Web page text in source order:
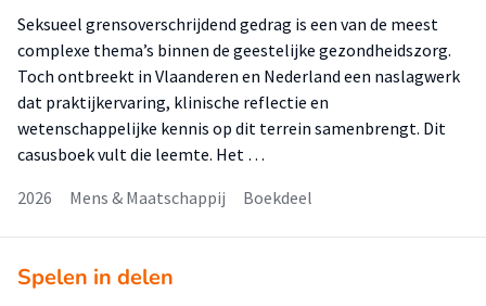
Seksueel grensoverschrijdend gedrag is een van de meest
complexe thema’s binnen de geestelijke gezondheidszorg.
Toch ontbreekt in Vlaanderen en Nederland een naslagwerk
dat praktijkervaring, klinische reflectie en
wetenschappelijke kennis op dit terrein samenbrengt. Dit
casusboek vult die leemte. Het …
2026
Mens & Maatschappij Boekdeel
Spelen in delen